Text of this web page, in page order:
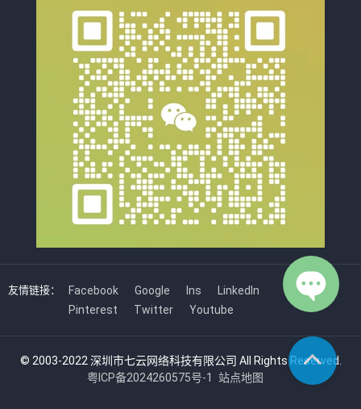
友情链接： Facebook Google Ins
LinkedIn
Pinterest
Twitter Youtube
© 2003-2022 深圳市七云网络科技有限公司 All Rights Reserved.
粤ICP备2024260575号-1
站点地图